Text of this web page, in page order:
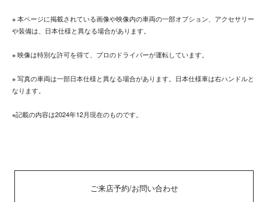
※ 本ページに掲載されている画像や映像内の車両の一部オプション、アクセサリー
や装備は、日本仕様と異なる場合があります。
※ 映像は特別な許可を得て、プロのドライバーが運転しています。
※ 写真の車両は一部日本仕様と異なる場合があります。日本仕様車は右ハンドルと
なります。
※記載の内容は2024年12月現在のものです。
ご来店予約/お問い合わせ